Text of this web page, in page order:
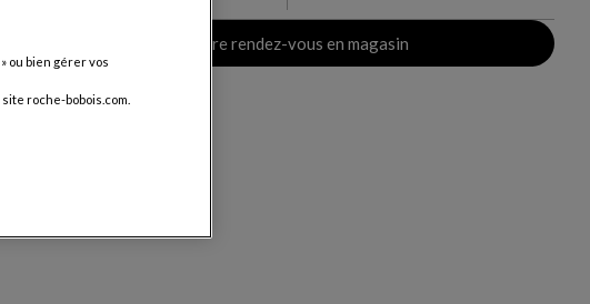
Prendre rendez-vous en magasin
ou bien gérer vos
roche-bobois.com.